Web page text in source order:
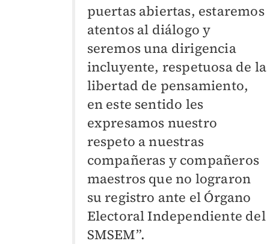
puertas abiertas, estaremos
atentos al diálogo y
seremos una dirigencia
incluyente, respetuosa de la
libertad de pensamiento,
en este sentido les
expresamos nuestro
respeto a nuestras
compañeras y compañeros
maestros que no lograron
su registro ante el Órgano
Electoral Independiente del
SMSEM”.